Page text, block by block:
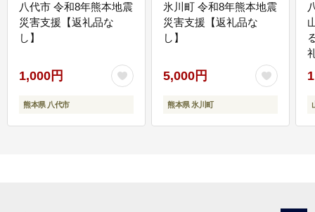
八代市 令和8年熊本地震
災害支援【返礼品な
し】
1,000円
熊本県 八代市
氷川町 令和8年熊本地震
災害支援【返礼品な
し】
5,000円
熊本県 氷川町